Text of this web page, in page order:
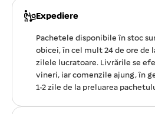
Expediere
Pachetele disponibile în stoc
obicei, în cel mult 24 de ore de
zilele lucratoare. Livrările se
vineri, iar comenzile ajung, în
1-2 zile de la preluarea